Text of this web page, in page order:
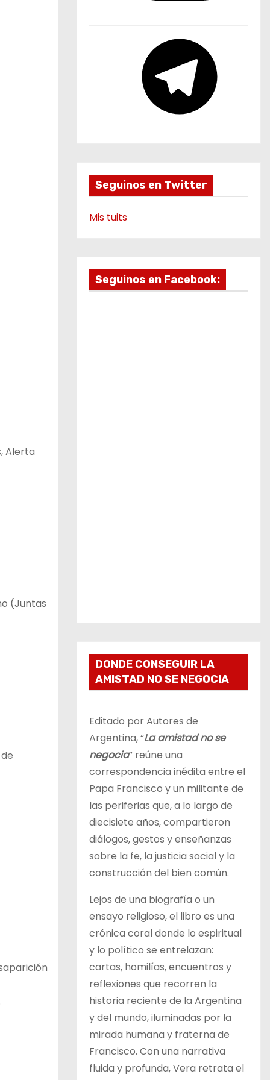
Alerta
(Juntas
Seguinos en Twitter
Mis tuits
Seguinos en Facebook:
DONDE CONSEGUIR LA
AMISTAD NO SE NEGOCIA
Editado por Autores de
Argentina, “La amistad no se
negocia” reúne una
correspondencia inédita entre el
Papa Francisco y un militante de
las periferias que, a lo largo de
diecisiete años, compartieron
diálogos, gestos y enseñanzas
sobre la fe, la justicia social y la
construcción del bien común.
Lejos de una biografía o un
ensayo religioso, el libro es una
crónica coral donde lo espiritual
y lo político se entrelazan:
cartas, homilías, encuentros y
reflexiones que recorren la
historia reciente de la Argentina
y del mundo, iluminadas por la
mirada humana y fraterna de
Francisco. Con una narrativa
fluida y profunda, Vera retrata el